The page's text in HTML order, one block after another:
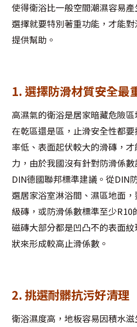
使得衛浴比一般空間潮濕容易
選擇就要特別著重功能，才能
提供幫助。
1. 選擇防滑材質安全最
高濕氣的衛浴是居家暗藏危險
在乾區還是區，止滑安全性都
率低、表面起伏較大的滑磚，
力，由於我國沒有針對防滑係
DIN德國聯邦標準建議。從DIN
選居家浴室淋浴間、濕區地面
級磚，或防滑係數標準至少R10
磁磚大部分都是凹凸不的表面
狀來形成較高止滑係數。
2. 挑選耐髒抗污好清理
衛浴濕度高，地板容易因積水